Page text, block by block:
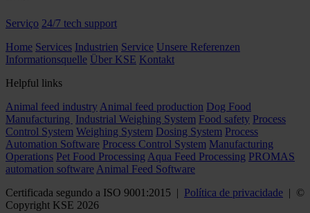
Serviço 24/7 tech support
Home Services Industrien Service Unsere Referenzen
Informationsquelle Über KSE Kontakt
Helpful links
Animal feed industry Animal feed production Dog Food
Manufacturing Industrial Weighing System Food safety Process
Control System Weighing System Dosing System Process
Automation Software Process Control System Manufacturing
Operations Pet Food Processing Aqua Feed Processing PROMAS
automation software Animal Feed Software
Certificada segundo a ISO 9001:2015 | Política de privacidade | ©
Copyright KSE 2026